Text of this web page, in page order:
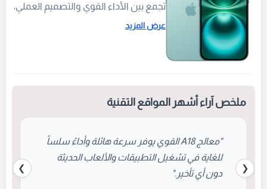
تجمع بين الأداء القوي والتصميم العملي،
لالتقاط الصور والفيديوهات.
عرض المزيد
ملخص آراء أشهر المواقع التقنية
❮
"معالج A18 القوي يوفر سرعة هائلة وأداءً سلساً
للغاية في تشغيل التطبيقات والألعاب الحديثة
دون أي تأخير."
❯